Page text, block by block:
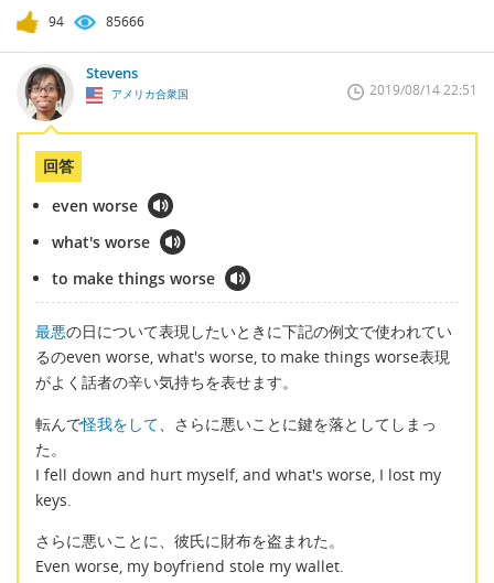
94 85666
Stevens
アメリカ合衆国 2019/08/14 22:51
回答
even worse
what's worse
to make things worse
最悪の日について表現したいときに下記の例文で使われてい
るのeven worse, what's worse, to make things worse表現
がよく話者の辛い気持ちを表せます。
転んで怪我をして、さらに悪いことに鍵を落としてしまっ
た。
I fell down and hurt myself, and what's worse, I lost my
keys.
さらに悪いことに、彼氏に財布を盗まれた。
Even worse, my boyfriend stole my wallet.